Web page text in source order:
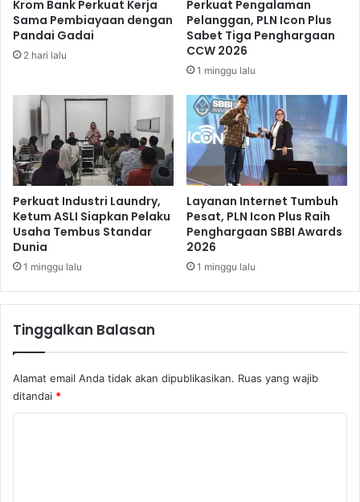
K
a
r
h
t
R
i
a
u
n
j
n
F
t
i
v
a
l
P
a
n
B
e
a
w
a
Krom Bank Perkuat Kerja
Sama Pembiayaan dengan
Pandai Gadai
2 hari lalu
Perkuat Pengalaman
Pelanggan, PLN Icon Plus
Sabet Tiga Penghargaan
CCW 2026
1 minggu lalu
Perkuat Industri Laundry,
Ketum ASLI Siapkan Pelaku
Usaha Tembus Standar
Dunia
1 minggu lalu
Layanan Internet Tumbuh
Pesat, PLN Icon Plus Raih
Penghargaan SBBI Awards
2026
1 minggu lalu
Tinggalkan Balasan
Alamat email Anda tidak akan dipublikasikan. Ruas yang wajib
ditandai *